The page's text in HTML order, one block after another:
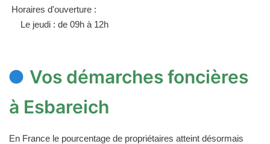
Horaires d'ouverture :
Le jeudi : de 09h à 12h
Vos démarches foncières
à Esbareich
En France le pourcentage de propriétaires atteint désormais